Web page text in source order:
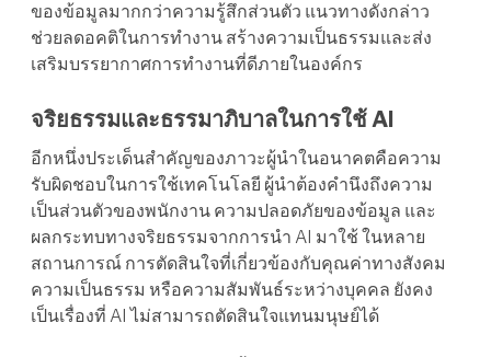
ของข้อมูลมากกว่าความรู้สึกส่วนตัว แนวทางดังกล่าว
ช่วยลดอคติในการทำงาน สร้างความเป็นธรรมและส่ง
เสริมบรรยากาศการทำงานที่ดีภายในองค์กร
จริยธรรมและธรรมาภิบาลในการใช้ AI
อีกหนึ่งประเด็นสำคัญของภาวะผู้นำในอนาคตคือความ
รับผิดชอบในการใช้เทคโนโลยี ผู้นำต้องคำนึงถึงความ
เป็นส่วนตัวของพนักงาน ความปลอดภัยของข้อมูล และ
ผลกระทบทางจริยธรรมจากการนำ AI มาใช้ ในหลาย
สถานการณ์ การตัดสินใจที่เกี่ยวข้องกับคุณค่าทางสังคม
ความเป็นธรรม หรือความสัมพันธ์ระหว่างบุคคล ยังคง
เป็นเรื่องที่ AI ไม่สามารถตัดสินใจแทนมนุษย์ได้